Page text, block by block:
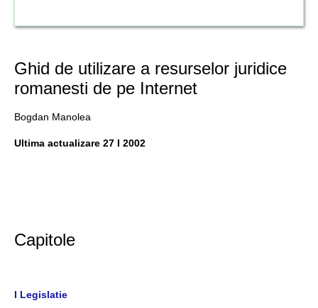
Ghid de utilizare a resurselor juridice
romanesti de pe Internet
Bogdan Manolea
Ultima actualizare 27 I 2002
Capitole
I Legislatie